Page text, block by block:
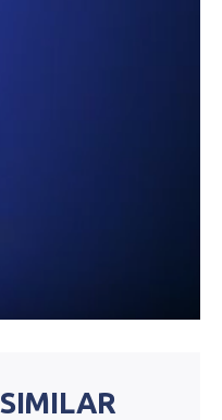
SIMILAR